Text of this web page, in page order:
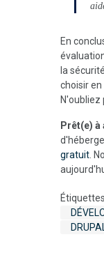
En
la
choisir
N'oubliez
Prêt(e) à
gratuit .
Étiquettes